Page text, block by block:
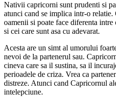
Nativii capricorni sunt prudenti si
atunci cand se implica intr-o
oamenii si poate face diferenta
si cei care sunt asa cu adevarat.
Acesta are un simt al umorului
nevoi de la partenerul sau.
cineva care sa il sustina, sa il
perioadele de criza. Vrea ca
distreze. Atunci cand Capricornul
intelepciune.